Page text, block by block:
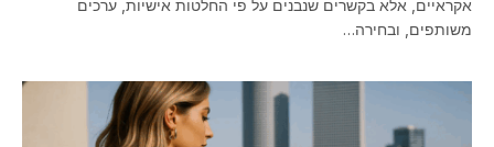
אקראיים, אלא בקשרים שנבנים על פי החלטות אישיות, ערכים
משותפים, ובחירה…